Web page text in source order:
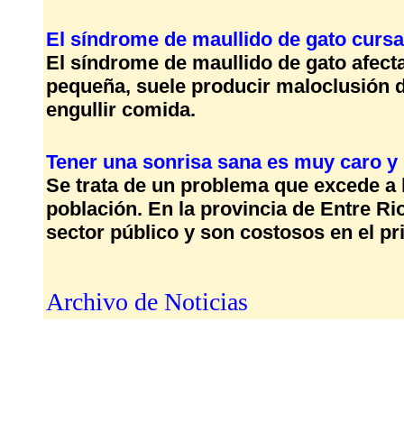
El síndrome de maullido de gato
El síndrome de maullido de gato
pequeña, suele producir maloclusión
engullir comida.
Tener una sonrisa sana es muy caro
Se trata de un problema que excede
población. En la provincia de Entre
sector público y son costosos en el
Archivo de Noticias